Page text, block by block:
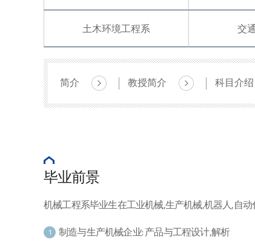
土木环境工程系 交
简介 教授简介 科目介绍
毕业前景
机械工程系毕业生在工业机械,生产机械,机器人,自
1 制造与生产机械企业: 产品与工程设计,解析